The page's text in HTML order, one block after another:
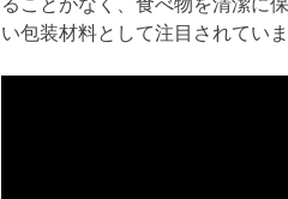
い包装材料として注目されていま